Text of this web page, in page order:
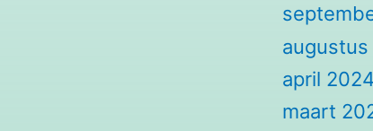
april 2024
maart